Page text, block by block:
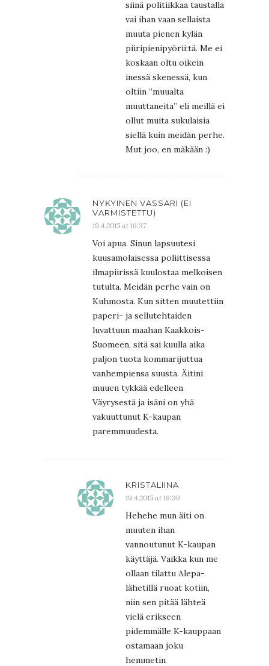
siinä politiikkaa taustalla
vai ihan vaan sellaista
muuta pienen kylän
piiripienipyörii:tä. Me ei
koskaan oltu oikein
inessä skenessä, kun
oltiin ”muualta
muuttaneita” eli meillä ei
ollut muita sukulaisia
siellä kuin meidän perhe.
Mut joo, en mäkään :)
NYKYINEN VASSARI (EI
VARMISTETTU)
19.4.2015 at 16:37
Voi apua. Sinun lapsuutesi
kuusamolaisessa poliittisessa
ilmapiirissä kuulostaa melkoisen
tutulta. Meidän perhe vain on
Kuhmosta. Kun sitten muutettiin
paperi- ja sellutehtaiden
luvattuun maahan Kaakkois-
Suomeen, sitä sai kuulla aika
paljon tuota kommarijuttua
vanhempiensa suusta. Äitini
muuen tykkää edelleen
Väyrysestä ja isäni on yhä
vakuuttunut K-kaupan
paremmuudesta.
KRISTALIINA
19.4.2015 at 18:39
Hehehe mun äiti on
muuten ihan
vannoutunut K-kaupan
käyttäjä. Vaikka kun me
ollaan tilattu Alepa-
lähetillä ruoat kotiin,
niin sen pitää lähteä
vielä erikseen
pidemmälle K-kauppaan
ostamaan joku
hemmetin